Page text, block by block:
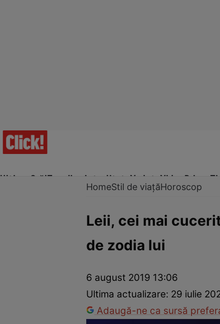
Ultima Oră!Trending Actualitate Vedete Video Prime
Dragoste și SexEvenimente
HomeStil de viațăHoroscop
Leii, cei mai
de zodia lui
6 august 2019 13:06
Ultima actualizare: 29 iulie
Adaugă-ne ca sursă